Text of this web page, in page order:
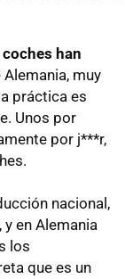
han
muy
práctica es
Unos por
por j***r,
nacional,
y en Alemania
los
que es un